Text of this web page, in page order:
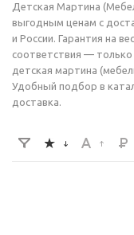
Детская Мартина
выгодным ценам с
и России. Гарантия на
соответствия —
детская мартина
Удобный подбор в
доставка.